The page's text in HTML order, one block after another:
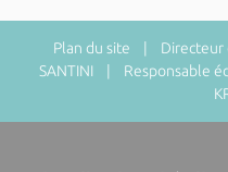
Plan du site | Directeur
SANTINI | Responsable